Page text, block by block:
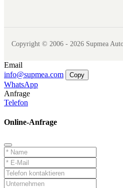
Copyright © 2006 - 2026 Supmea
Email
info@supmea.com
Copy
WhatsApp
Anfrage
Telefon
Online-Anfrage